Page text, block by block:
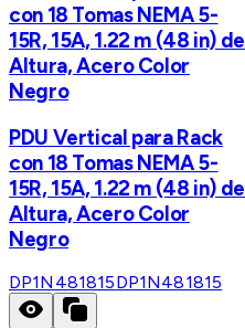
con 18 Tomas NEMA 5-
15R, 15A, 1.22 m (48 in) de
Altura, Acero Color
Negro
PDU Vertical para Rack
con 18 Tomas NEMA 5-
15R, 15A, 1.22 m (48 in) de
Altura, Acero Color
Negro
DP1N481815DP1N481815